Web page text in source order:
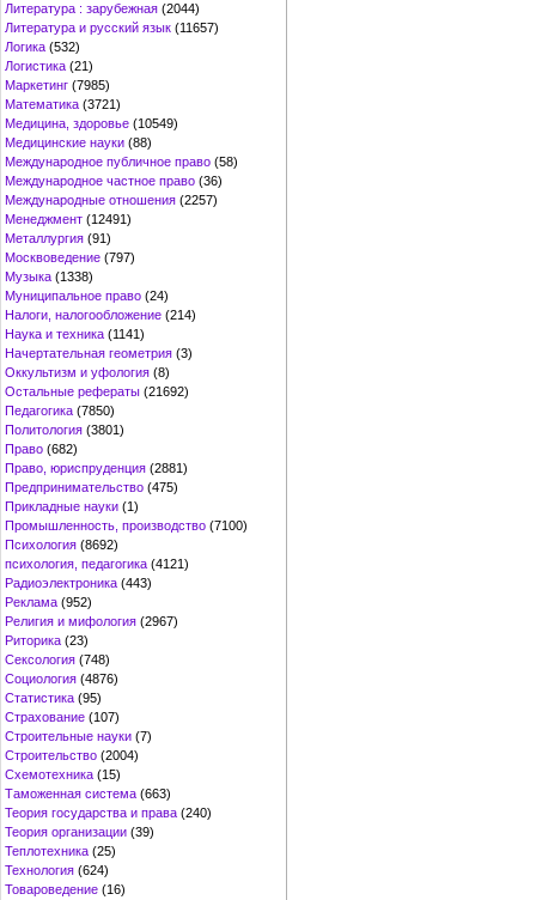
Литература : зарубежная (2044)
Литература и русский язык (11657)
Логика (532)
Логистика (21)
Маркетинг (7985)
Математика (3721)
Медицина, здоровье (10549)
Медицинские науки (88)
Международное публичное право (58)
Международное частное право (36)
Международные отношения (2257)
Менеджмент (12491)
Металлургия (91)
Москвоведение (797)
Музыка (1338)
Муниципальное право (24)
Налоги, налогообложение (214)
Наука и техника (1141)
Начертательная геометрия (3)
Оккультизм и уфология (8)
Остальные рефераты (21692)
Педагогика (7850)
Политология (3801)
Право (682)
Право, юриспруденция (2881)
Предпринимательство (475)
Прикладные науки (1)
Промышленность, производство (7100)
Психология (8692)
психология, педагогика (4121)
Радиоэлектроника (443)
Реклама (952)
Религия и мифология (2967)
Риторика (23)
Сексология (748)
Социология (4876)
Статистика (95)
Страхование (107)
Строительные науки (7)
Строительство (2004)
Схемотехника (15)
Таможенная система (663)
Теория государства и права (240)
Теория организации (39)
Теплотехника (25)
Технология (624)
Товароведение (16)